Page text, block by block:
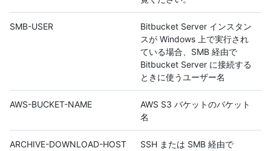
SMB-USER
Bitbucket Server インスタン
スが Windows 上で実行され
ている場合、SMB 経由で
Bitbucket Server に接続する
ときに使うユーザー名
AWS-BUCKET-NAME
AWS S3 バケットのバケット
名
ARCHIVE-DOWNLOAD-HOST
SSH または SMB 経由で